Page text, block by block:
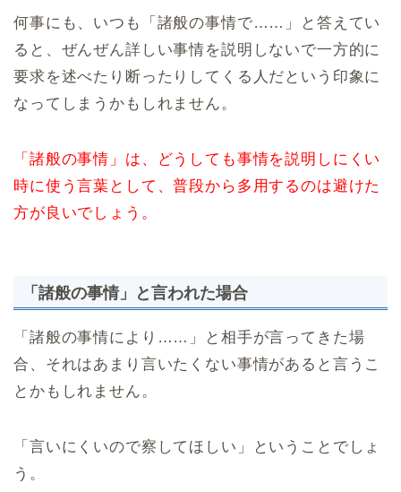
何事にも、いつも「諸般の事情で……」と答えてい
ると、ぜんぜん詳しい事情を説明しないで一方的に
要求を述べたり断ったりしてくる人だという印象に
なってしまうかもしれません。
「諸般の事情」は、どうしても事情を説明しにくい
時に使う言葉として、普段から多用するのは避けた
方が良いでしょう。
「諸般の事情」と言われた場合
「諸般の事情により……」と相手が言ってきた場
合、それはあまり言いたくない事情があると言うこ
とかもしれません。
「言いにくいので察してほしい」ということでしょ
う。